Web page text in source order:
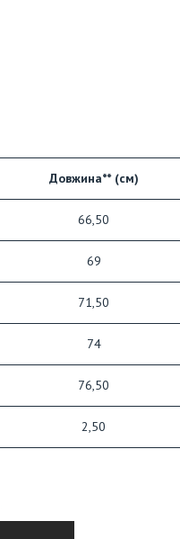
Довжина** (см)
66,50
69
71,50
74
76,50
2,50